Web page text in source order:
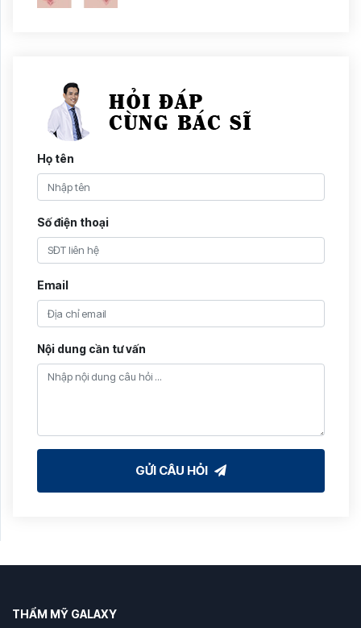
Họ tên
Số điện thoại
Email
Nội dung cần tư vấn
GỬI CÂU HỎI
THẨM MỸ GALAXY